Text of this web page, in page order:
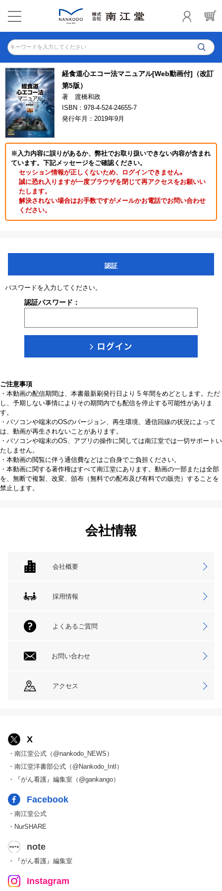
キーワードを入力してください
経食道心エコー法マニュアル[Web動画付]（改訂
第5版）
著 渡橋和政
ISBN：978-4-524-24655-7
発行年月：2019年9月
※入力内容に誤りがあるか、弊社でお取り扱いできない内容が含まれ
ています。下記メッセージをご確認ください。
セッション情報が正しくないため、ログインできません｡
誠に恐れ入りますが一度ブラウザを閉じて再アクセスをお願いい
たします。
解決されない場合はお手数ですがメールかお電話でお問い合わせ
ください。
認証
パスワードを入力してください。
認証パスワード：
ご注意事項
・本動画の配信期間は、本書最新刷発行日より 5 年間をめどとします。ただ
し、予期しない事情によりその期間内でも配信を停止する可能性がありま
す。
・パソコンや端末のOSのバージョン、再生環境、通信回線の状況によって
は、動画が再生されないことがあります。
・パソコンや端末のOS、アプリの操作に関しては南江堂では一切サポートい
たしません。
・本動画の閲覧に伴う通信費などはご自身でご負担ください。
・本動画に関する著作権はすべて南江堂にあります。動画の一部または全部
を、無断で複製、改変、頒布（無料での配布及び有料での販売）することを
禁止します。
会社情報
会社概要
採用情報
よくあるご質問
お問い合わせ
アクセス
X
・南江堂公式（@nankodo_NEWS）
・南江堂洋書部公式（@Nankodo_Intl）
・『がん看護』編集室（@gankango）
Facebook
・南江堂公式
・NurSHARE
note
・『がん看護』編集室
Instagram